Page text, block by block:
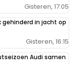
Gisteren, 17:05
gehinderd in jacht op
Gisteren, 16:15
Audi samen